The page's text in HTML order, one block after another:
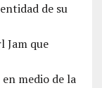
de su
Jam que
medio de la